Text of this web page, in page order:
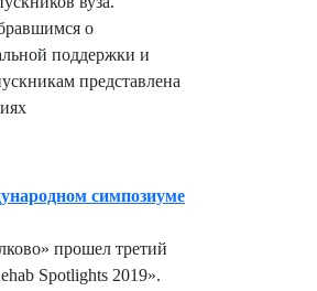
о
поддержки и
представлена
симпозиуме
прошел третий
Spotlights 2019».